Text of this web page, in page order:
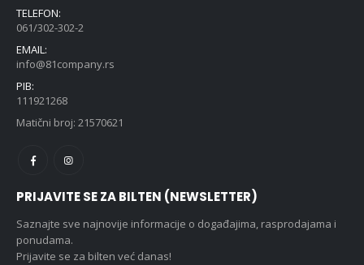
TELEFON:
061/302-302-2
EMAIL:
info@81company.rs
PIB:
111921268
Matični broj: 21570621
PRIJAVITE SE ZA BILTEN (NEWSLETTER)
Saznajte sve najnovije informacije o događajima, rasprodajama i
ponudama.
Prijavite se za bilten već danas!